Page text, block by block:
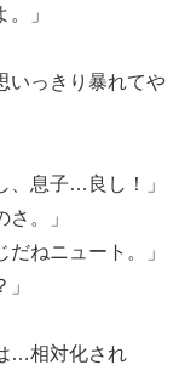
」
いっきり暴れてや
、息子…良し！」
。」
だねニュート。」
…相対化され